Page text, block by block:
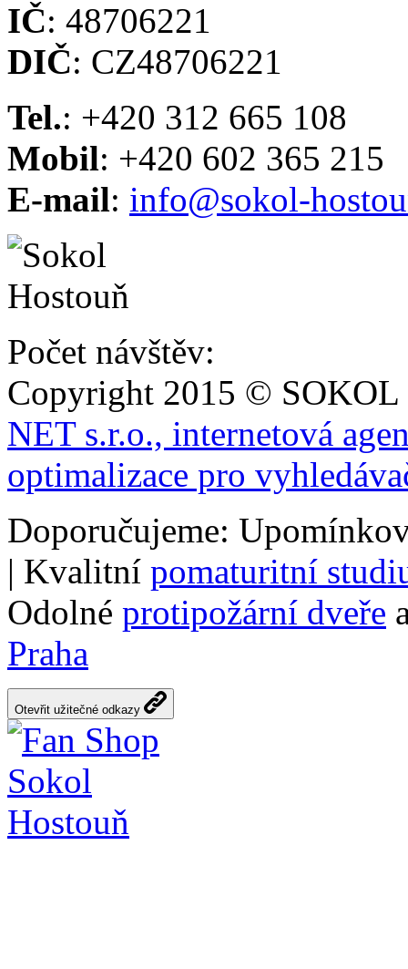
IČ: 48706221
DIČ: CZ48706221
Tel.: +420 312 665 108
Mobil: +420 602 365 215
E-mail: info@sokol-
Počet návštěv:
Copyright 2015 ©
NET s.r.o., internetová
optimalizace pro
Doporučujeme:
| Kvalitní pomaturitní
Odolné protipožární dveře
Praha
Otevřit užitečné odkazy